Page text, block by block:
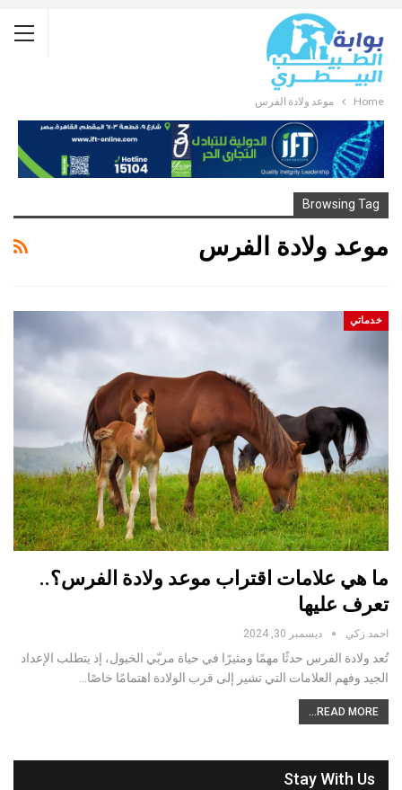
Home موعد ولادة الفرس
Browsing Tag
موعد ولادة الفرس
خدماتي
ما هي علامات اقتراب موعد ولادة الفرس؟..
تعرف عليها
احمد زكي ديسمبر 30, 2024
تُعد ولادة الفرس حدثًا مهمًا ومثيرًا في حياة مربّي الخيول، إذ يتطلب الإعداد
الجيد وفهم العلامات التي تشير إلى قرب الولادة اهتمامًا خاصًا…
READ MORE...
Stay With Us